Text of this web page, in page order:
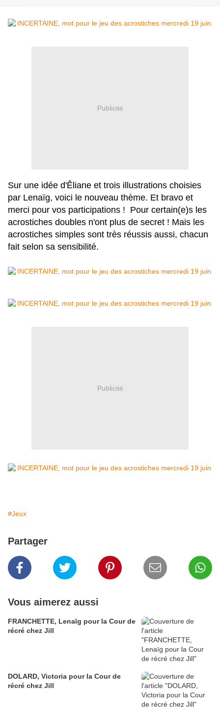
Publicité
Sur une idée d'Êliane et trois illustrations choisies
par Lenaïg, voici le nouveau thème. Et bravo et
merci pour vos participations ! Pour certain(e)s les
acrostiches doubles n'ont plus de secret ! Mais les
acrostiches simples sont très réussis aussi, chacun
fait selon sa sensibilité.
Publicité
#Jeux
Partager
Vous aimerez aussi
FRANCHETTE, Lenaïg pour la Cour de
récré chez Jill
DOLARD, Victoria pour la Cour de
récré chez Jill